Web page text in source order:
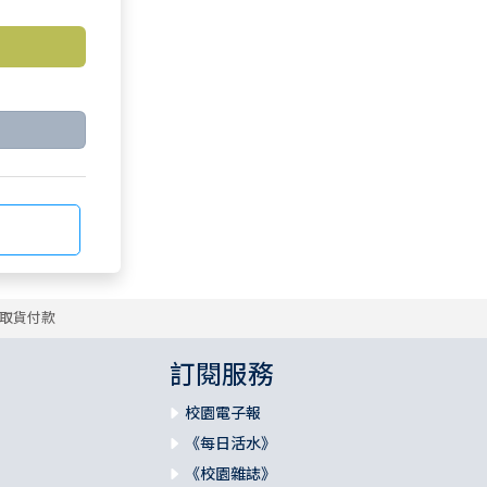
貨付款
訂閱服務
校園電子報
《每日活水》
《校園雜誌》